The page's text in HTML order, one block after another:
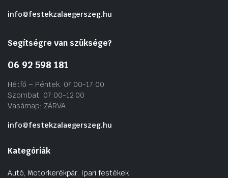
info@festekzalaegerszeg.hu
Segítségre van szüksége?
06 92 598 181
Hétfő – Péntek: 07:00-17:00
Szombat: 07:00-12:00
Vasárnap: ZÁRVA
info@festekzalaegerszeg.hu
Kategóriák
Autó, Motorkerékpár, Ipari festékek